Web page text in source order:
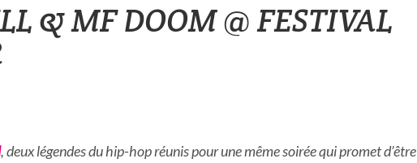
& MF DOOM @ FESTIVAL
, deux légendes du hip-hop réunis pour une même soirée qui promet d’être